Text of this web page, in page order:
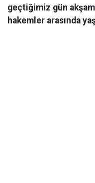
geçtiğimiz gün
hakemler arasında